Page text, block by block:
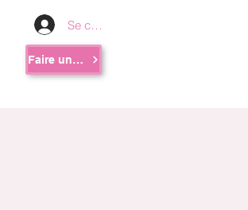
Se connecter
Faire un don